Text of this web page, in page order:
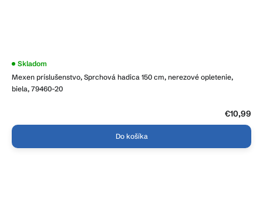
Mexen príslušenstvo, Sprchová hadica 150 cm, nerezové opletenie,
biela, 79460-20
Skladom
€10,99
Do košíka